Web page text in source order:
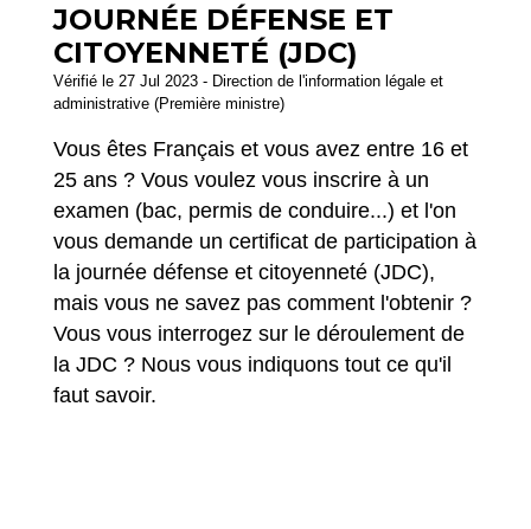
JOURNÉE DÉFENSE ET
CITOYENNETÉ (JDC)
Vérifié le 27 Jul 2023 - Direction de l'information légale et
administrative (Première ministre)
Vous êtes Français et vous avez entre 16 et
25 ans ? Vous voulez vous inscrire à un
examen (bac, permis de conduire...) et l'on
vous demande un certificat de participation à
la journée défense et citoyenneté (JDC),
mais vous ne savez pas comment l'obtenir ?
Vous vous interrogez sur le déroulement de
la JDC ? Nous vous indiquons tout ce qu'il
faut savoir.